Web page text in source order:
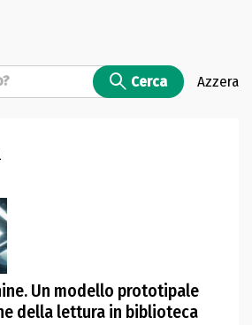
Cerca Azzera
ricerca
Un modello prototipale
della lettura in biblioteca